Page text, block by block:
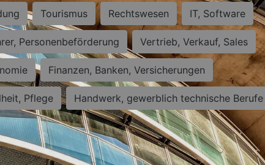
Tourismus Rechtswesen IT, Software
Personenbeförderung Vertrieb, Verkauf, Sales
Finanzen, Banken, Versicherungen
Pflege Handwerk, gewerblich technische Berufe